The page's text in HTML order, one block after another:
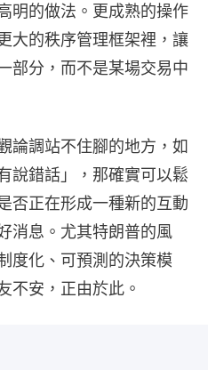
明的做法。更成熟的操作
大的秩序管理框架裡，讓
部分，而不是某場交易中
論調站不住腳的地方，如
說錯話」，那確實可以鬆
否正在形成一種新的互動
消息。尤其特朗普的風
度化、可預測的決策模
不安，正由於此。